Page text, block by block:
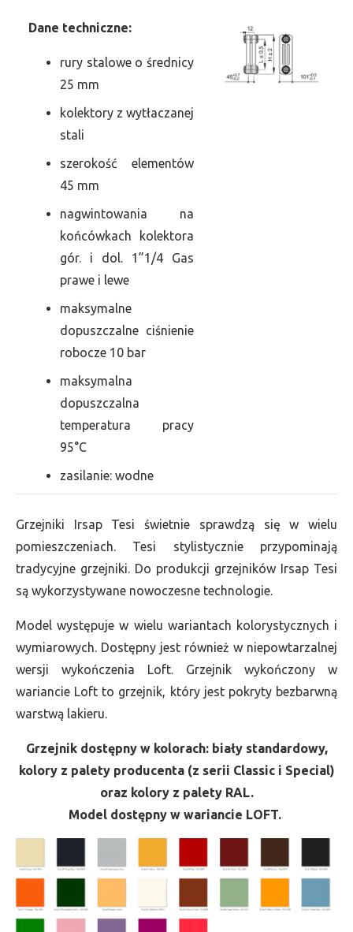
Dane techniczne:
rury stalowe o średnicy
25 mm
kolektory z wytłaczanej
stali
szerokość elementów
45 mm
nagwintowania na
końcówkach kolektora
gór. i dol. 1”1/4 Gas
prawe i lewe
maksymalne
dopuszczalne ciśnienie
robocze 10 bar
maksymalna
dopuszczalna
temperatura pracy
95°C
zasilanie: wodne
Grzejniki Irsap Tesi świetnie sprawdzą się w wielu
pomieszczeniach. Tesi stylistycznie przypominają
tradycyjne grzejniki. Do produkcji grzejników Irsap Tesi
są wykorzystywane nowoczesne technologie.
Model występuje w wielu wariantach kolorystycznych i
wymiarowych. Dostępny jest również w niepowtarzalnej
wersji wykończenia Loft. Grzejnik wykończony w
wariancie Loft to grzejnik, który jest pokryty bezbarwną
warstwą lakieru.
Grzejnik dostępny w kolorach: biały standardowy,
kolory z palety producenta (z serii Classic i Special)
oraz kolory z palety RAL.
Model dostępny w wariancie LOFT.